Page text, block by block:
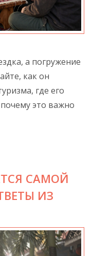
а погружение
как он
где его
это важно
САМОЙ
ИЗ